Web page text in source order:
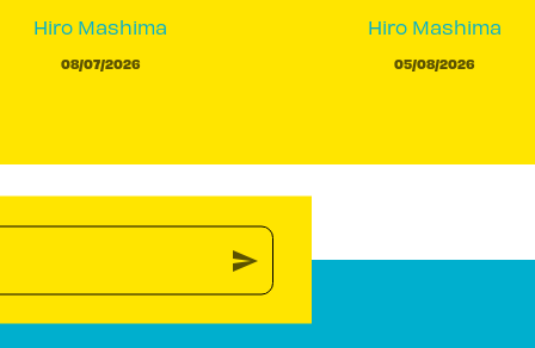
Hiro Mashima
08/07/2026
Hiro Mashima
05/08/2026
send